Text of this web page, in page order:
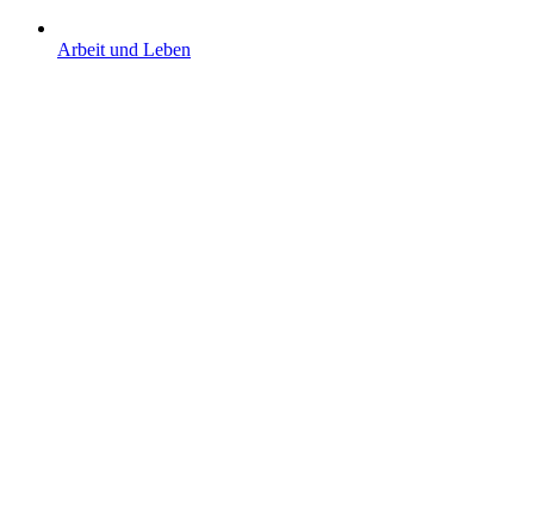
Arbeit und Leben